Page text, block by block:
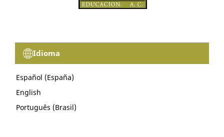
Idioma
Español (España)
English
Português (Brasil)